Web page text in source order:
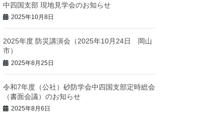
中四国支部 現地見学会のお知らせ
2025年10月8日
2025年度 防災講演会（2025年10月24日 岡山
市）
2025年8月25日
令和7年度（公社）砂防学会中四国支部定時総会
（書面会議）のお知らせ
2025年8月6日